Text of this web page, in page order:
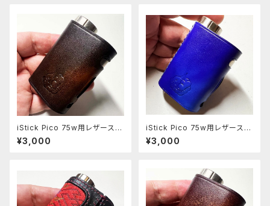
iStick Pico 75w用レザースリ
ーブ [405-pc]
¥3,000
iStick Pico 75w用レザースリ
ーブ [313-pc]
¥3,000